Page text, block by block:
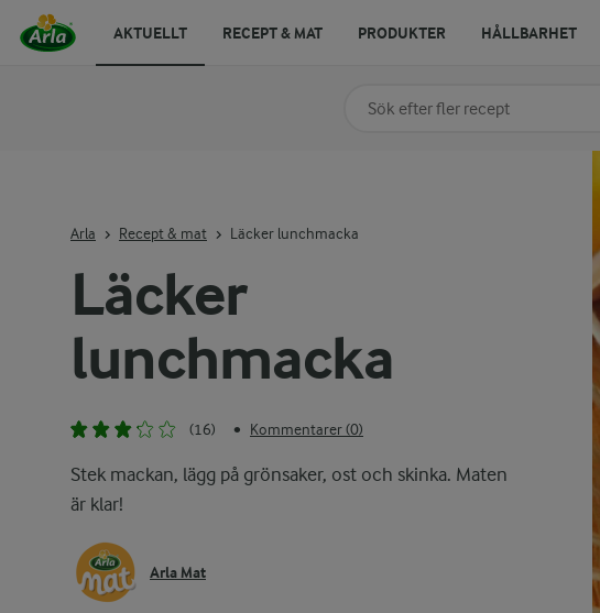
Läcker
lunchmacka
(16) • Kommentarer (0)
Stek mackan, lägg på grönsaker, ost och skinka. Maten
är klar!
Arla Mat
Arla Recept & mat Läcker lunchmacka
Sök på kategori eller ingrediens
AKTUELLT RECEPT & MAT PRODUKTER HÅLLBARHET